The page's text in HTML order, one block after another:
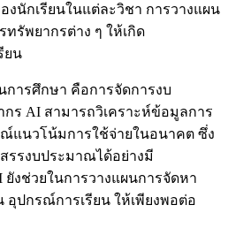
งนักเรียนในแต่ละวิชา การวางแผน
รัพยากรต่าง ๆ ให้เกิด
ยน
ารศึกษา คือการจัดการงบ
ร AI สามารถวิเคราะห์ข้อมูลการ
แนวโน้มการใช้จ่ายในอนาคต ซึ่ง
รรงบประมาณได้อย่างมี
งช่วยในการวางแผนการจัดหา
อุปกรณ์การเรียน ให้เพียงพอต่อ